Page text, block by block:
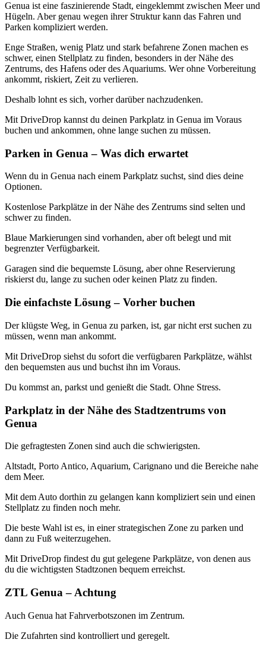
Genua ist eine faszinierende Stadt, eingeklemmt zwischen Meer und
Hügeln. Aber genau wegen ihrer Struktur kann das Fahren und
Parken kompliziert werden.
Enge Straßen, wenig Platz und stark befahrene Zonen machen es
schwer, einen Stellplatz zu finden, besonders in der Nähe des
Zentrums, des Hafens oder des Aquariums. Wer ohne Vorbereitung
ankommt, riskiert, Zeit zu verlieren.
Deshalb lohnt es sich, vorher darüber nachzudenken.
Mit DriveDrop kannst du deinen Parkplatz in Genua im Voraus
buchen und ankommen, ohne lange suchen zu müssen.
Parken in Genua – Was dich erwartet
Wenn du in Genua nach einem Parkplatz suchst, sind dies deine
Optionen.
Kostenlose Parkplätze in der Nähe des Zentrums sind selten und
schwer zu finden.
Blaue Markierungen sind vorhanden, aber oft belegt und mit
begrenzter Verfügbarkeit.
Garagen sind die bequemste Lösung, aber ohne Reservierung
riskierst du, lange zu suchen oder keinen Platz zu finden.
Die einfachste Lösung – Vorher buchen
Der klügste Weg, in Genua zu parken, ist, gar nicht erst suchen zu
müssen, wenn man ankommt.
Mit DriveDrop siehst du sofort die verfügbaren Parkplätze, wählst
den bequemsten aus und buchst ihn im Voraus.
Du kommst an, parkst und genießt die Stadt. Ohne Stress.
Parkplatz in der Nähe des Stadtzentrums von
Genua
Die gefragtesten Zonen sind auch die schwierigsten.
Altstadt, Porto Antico, Aquarium, Carignano und die Bereiche nahe
dem Meer.
Mit dem Auto dorthin zu gelangen kann kompliziert sein und einen
Stellplatz zu finden noch mehr.
Die beste Wahl ist es, in einer strategischen Zone zu parken und
dann zu Fuß weiterzugehen.
Mit DriveDrop findest du gut gelegene Parkplätze, von denen aus
du die wichtigsten Stadtzonen bequem erreichst.
ZTL Genua – Achtung
Auch Genua hat Fahrverbotszonen im Zentrum.
Die Zufahrten sind kontrolliert und geregelt.